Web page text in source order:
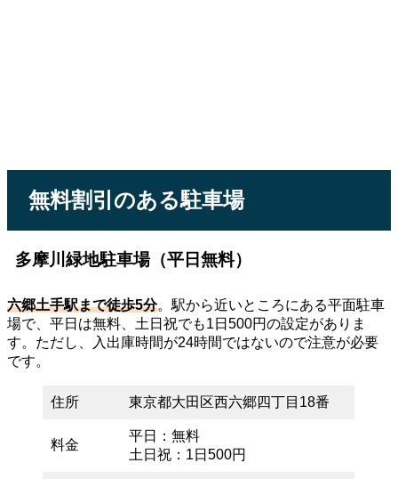
無料割引のある駐車場
多摩川緑地駐車場（平日無料）
六郷土手駅まで徒歩5分。駅から近いところにある平面駐車
場で、平日は無料、土日祝でも1日500円の設定がありま
す。ただし、入出庫時間が24時間ではないので注意が必要
です。
住所 東京都大田区西六郷四丁目18番
料金
平日：無料
土日祝：1日500円